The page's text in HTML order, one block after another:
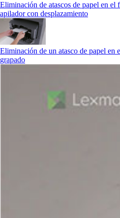
Eliminación de atascos de papel en
apilador con desplazamiento
Eliminación de un atasco de papel
grapado